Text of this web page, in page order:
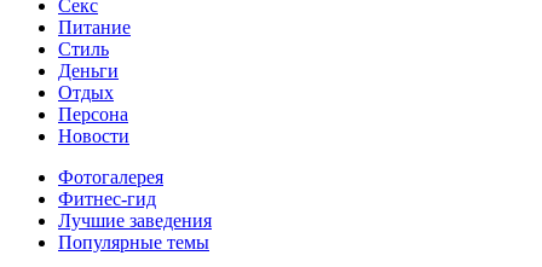
Секс
Питание
Стиль
Деньги
Отдых
Персона
Новости
Фотогалерея
Фитнес-гид
Лучшие заведения
Популярные темы